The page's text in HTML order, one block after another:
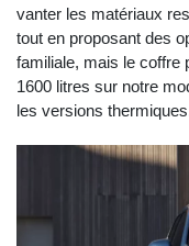
vanter les matériaux
tout en proposant des
familiale, mais le coffre
1600 litres sur notre
les versions